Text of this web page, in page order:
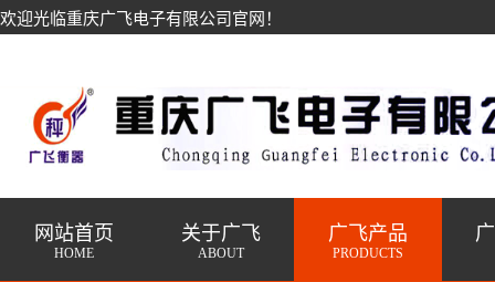
欢迎光临重庆广飞电子有限公司官网！
网站首页
HOME
关于广飞
ABOUT
广飞产品
PRODUCTS